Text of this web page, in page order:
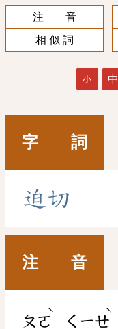
注 音
相 似 詞
小 中
字 詞
迫 切
注 音
ㄆㄛ
ˋ
ㄑㄧㄝ
ˋ